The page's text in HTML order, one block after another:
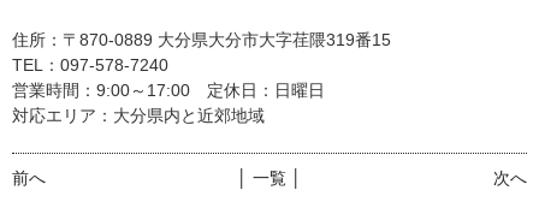
住所：〒870-0889 大分県大分市大字荏隈319番15
TEL：097-578-7240
営業時間：9:00～17:00 定休日：日曜日
対応エリア：大分県内と近郊地域
前へ 次へ
│ 一覧 │